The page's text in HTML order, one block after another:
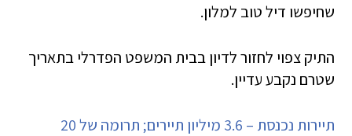
שחיפשו דיל טוב למלון.
התיק צפוי לחזור לדיון בבית המשפט הפדרלי בתאריך
שטרם נקבע עדיין.
תיירות נכנסת – 3.6 מיליון תיירים; תרומה של 20